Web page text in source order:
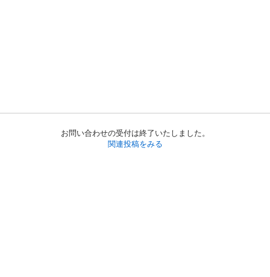
お問い合わせの受付は終了いたしました。
関連投稿をみる